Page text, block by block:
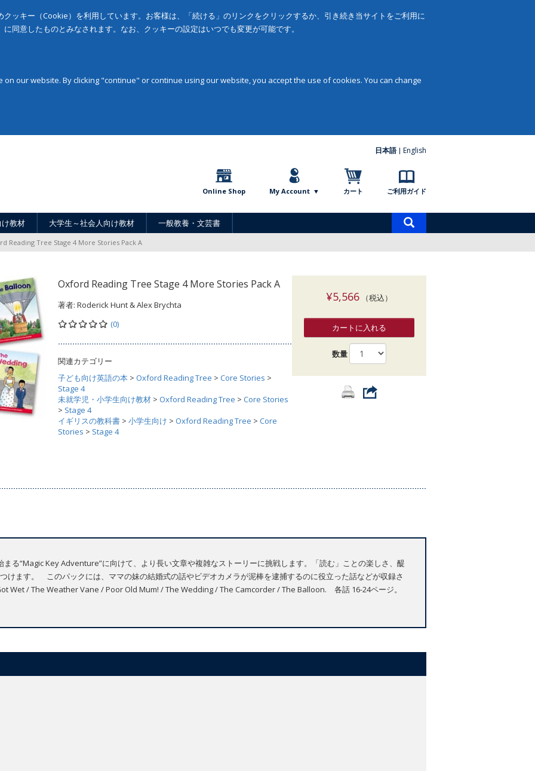
ッキー（Cookie）を利用しています。お客様は、「続ける」のリンクをクリックするか、引き続き当サイトをご利用に
同意したものとみなされます。なお、クッキーの設定はいつでも変更が可能です。
our website. By clicking "continue" or continue using our website, you accept the use of cookies. You can change
日本語 English
Online Shop My Account カート ご利用ガイド
教材 大学生～社会人向け教材 一般教養・文芸書
索
Reading Tree Stage 4 More Stories Pack A
Oxford Reading Tree Stage 4 More Stories Pack A
著者: Roderick Hunt & Alex Brychta
(0)
関連カテゴリー
子ども向け英語の本 > Oxford Reading Tree > Core Stories >
Stage 4
未就学児・小学生向け教材 > Oxford Reading Tree > Core Stories
> Stage 4
イギリスの教科書 > 小学生向け > Oxford Reading Tree > Core
Stories > Stage 4
¥5,566（税込）
カートに入れる
数量
る“Magic Key Adventure”に向けて、より長い文章や複雑なストーリーに挑戦します。「読む」ことの楽しさ、醍
けます。 このパックには、ママの妹の結婚式の話やビデオカメラが泥棒を逮捕するのに役立った話などが収録さ
Wet / The Weather Vane / Poor Old Mum! / The Wedding / The Camcorder / The Balloon. 各話 16-24ページ。